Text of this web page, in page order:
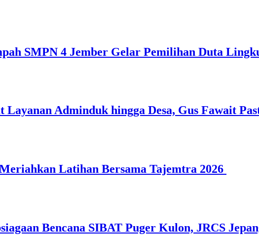
SMPN 4 Jember Gelar Pemilihan Duta
Layanan Adminduk hingga Desa, Gus Fawait
Latihan Bersama Tajemtra 2026
Bencana SIBAT Puger Kulon, JRCS